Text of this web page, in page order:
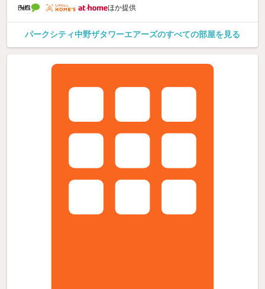
ほか提供
パークシティ中野ザタワーエアーズのすべての部屋を見る